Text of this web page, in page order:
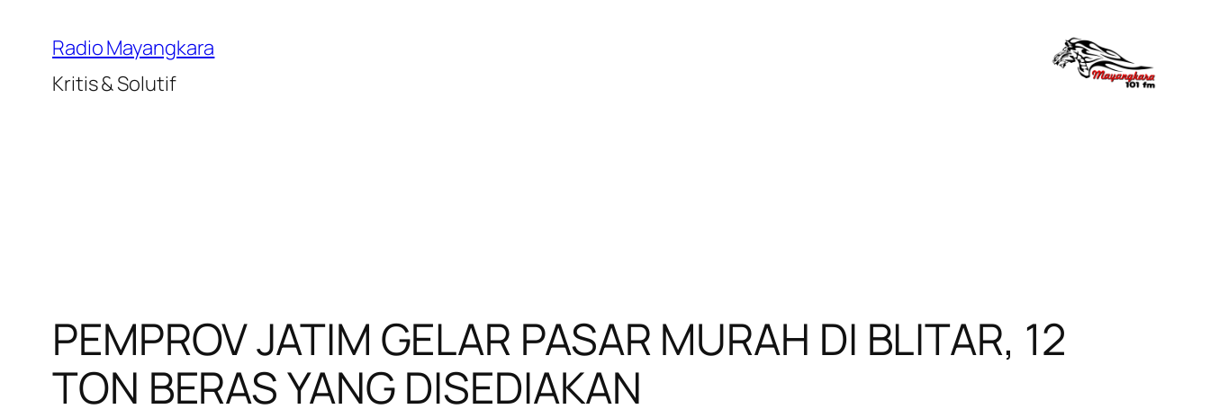
konten
Radio Mayangkara
Kritis & Solutif
PEMPROV JATIM GELAR PASAR MURAH DI BLITAR, 12
TON BERAS YANG DISEDIAKAN